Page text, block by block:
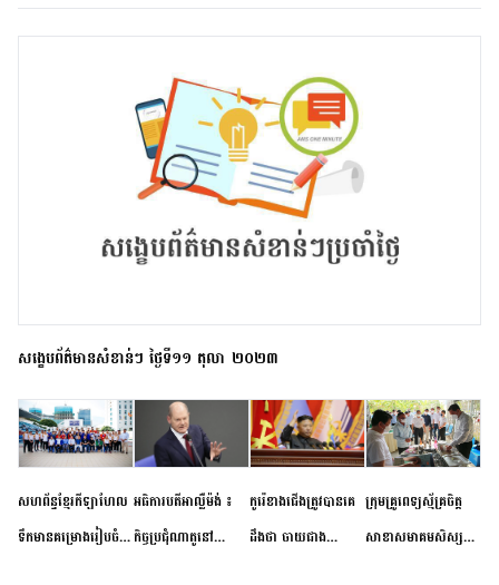
សង្ខេបព័ត៌មានសំខាន់ៗ ថ្ងៃទី១១ តុលា ២០២៣
សហព័ន្ធខ្មែរកីឡាហែល
ទឹកមានគម្រោងរៀបចំ
អធិការបតីអាល្លឺម៉ង់ ៖
កិច្ចប្រជុំណាតូនៅ
កូរ៉េខាងជើងត្រូវបានគេ
ដឹងថា ចាយជាង
ក្រុមគ្រូពេទ្យស្ម័គ្រចិត្ត
សាខាសមាគមសិស្ស